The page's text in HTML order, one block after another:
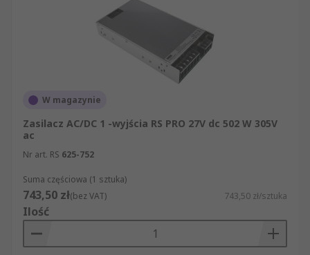
W magazynie
Zasilacz AC/DC 1 -wyjścia RS PRO 27V dc 502 W 305V
ac
Nr art. RS 625-752
Suma częściowa (1 sztuka)
743,50 zł(bez VAT) 743,50 zł/sztuka
Ilość